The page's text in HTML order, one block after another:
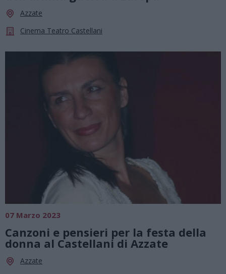
Azzate
Cinema Teatro Castellani
07 Marzo 2023
Canzoni e pensieri per la festa della
donna al Castellani di Azzate
Azzate